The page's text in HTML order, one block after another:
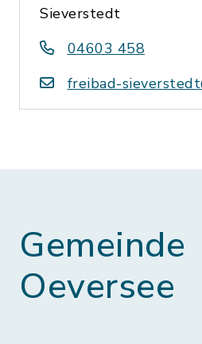
Sieverstedt
04603 458
freibad-
Gemeinde
Oeversee